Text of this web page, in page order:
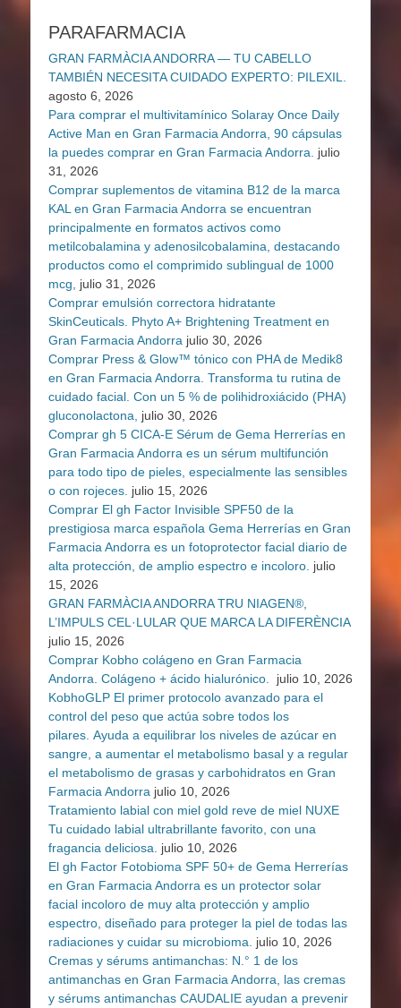
PARAFARMACIA
GRAN FARMÀCIA ANDORRA — TU CABELLO
TAMBIÉN NECESITA CUIDADO EXPERTO: PILEXIL.
agosto 6, 2026
Para comprar el multivitamínico Solaray Once Daily
Active Man en Gran Farmacia Andorra, 90 cápsulas
la puedes comprar en Gran Farmacia Andorra.
julio
31, 2026
Comprar suplementos de vitamina B12 de la marca
KAL en Gran Farmacia Andorra se encuentran
principalmente en formatos activos como
metilcobalamina y adenosilcobalamina, destacando
productos como el comprimido sublingual de 1000
mcg,
julio 31, 2026
Comprar emulsión correctora hidratante
SkinCeuticals. Phyto A+ Brightening Treatment en
Gran Farmacia Andorra julio 30, 2026
Comprar Press & Glow™ tónico con PHA de Medik8
en Gran Farmacia Andorra. Transforma tu rutina de
cuidado facial. Con un 5 % de polihidroxiácido (PHA)
gluconolactona,
julio 30, 2026
Comprar gh 5 CICA-E Sérum de Gema Herrerías en
Gran Farmacia Andorra es un sérum multifunción
para todo tipo de pieles, especialmente las sensibles
o con rojeces. julio 15, 2026
Comprar El gh Factor Invisible SPF50 de la
prestigiosa marca española Gema Herrerías en Gran
Farmacia Andorra es un fotoprotector facial diario de
alta protección, de amplio espectro e incoloro. julio
15, 2026
GRAN FARMÀCIA ANDORRA TRU NIAGEN®,
L’IMPULS CEL·LULAR QUE MARCA LA DIFERÈNCIA
julio 15, 2026
Comprar Kobho colágeno en Gran Farmacia
Andorra. Colágeno + ácido hialurónico.
julio 10, 2026
KobhoGLP El primer protocolo avanzado para el
control del peso que actúa sobre todos los
pilares. Ayuda a equilibrar los niveles de azúcar en
sangre, a aumentar el metabolismo basal y a regular
el metabolismo de grasas y carbohidratos en Gran
Farmacia Andorra julio 10, 2026
Tratamiento labial con miel gold reve de miel NUXE
Tu cuidado labial ultrabrillante favorito, con una
fragancia deliciosa.
julio 10, 2026
El gh Factor Fotobioma SPF 50+ de Gema Herrerías
en Gran Farmacia Andorra es un protector solar
facial incoloro de muy alta protección y amplio
espectro, diseñado para proteger la piel de todas las
radiaciones y cuidar su microbioma.
julio 10, 2026
Cremas y sérums antimanchas: N.° 1 de los
antimanchas en Gran Farmacia Andorra, las cremas
y sérums antimanchas CAUDALIE ayudan a prevenir